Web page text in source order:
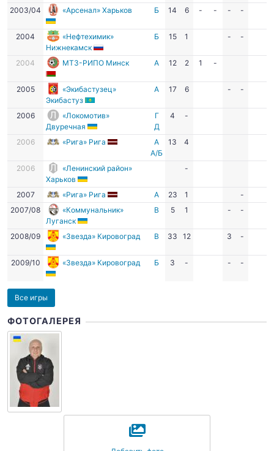
2003/04 «Арсенал» Харьков Б 14 6 - - - -
2004
«Нефтехимик»
Нижнекамск
Б 15 1 - -
2004 МТЗ-РИПО Минск А 12 2 1 -
2005
«Экибастузец»
Экибастуз
А 17 6 - -
2006
«Локомотив»
Двуречная
Г
Д
4 -
2006 «Рига» Рига
А
А/Б
13 4
2006
«Ленинский район»
Харьков
-
2007 «Рига» Рига А 23 1
-
2007/08
«Коммунальник»
Луганск
В 5 1 - -
2008/09 «Звезда» Кировоград В 33 12 3 -
2009/10 «Звезда» Кировоград Б 3 - - -
Все игры
ФОТОГАЛЕРЕЯ